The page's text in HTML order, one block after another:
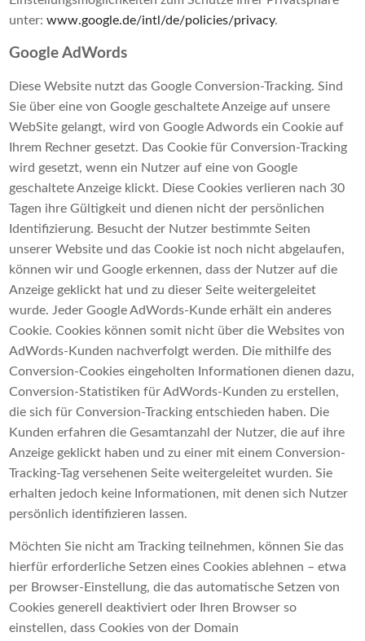
unter:www.google.de/intl/de/policies/privacy.
Google AdWords
Diese Website nutzt das Google Conversion-Tracking. Sind
Sie über eine von Google geschaltete Anzeige auf unsere
WebSite gelangt, wird von Google Adwords ein Cookie auf
Ihrem Rechner gesetzt. Das Cookie für Conversion-Tracking
wird gesetzt, wenn ein Nutzer auf eine von Google
geschaltete Anzeige klickt. Diese Cookies verlieren nach 30
Tagen ihre Gültigkeit und dienen nicht der persönlichen
Identifizierung. Besucht der Nutzer bestimmte Seiten
unserer Website und das Cookie ist noch nicht abgelaufen,
können wir und Google erkennen, dass der Nutzer auf die
Anzeige geklickt hat und zu dieser Seite weitergeleitet
wurde. Jeder Google AdWords-Kunde erhält ein anderes
Cookie. Cookies können somit nicht über die Websites von
AdWords-Kunden nachverfolgt werden. Die mithilfe des
Conversion-Cookies eingeholten Informationen dienen dazu,
Conversion-Statistiken für AdWords-Kunden zu erstellen,
die sich für Conversion-Tracking entschieden haben. Die
Kunden erfahren die Gesamtanzahl der Nutzer, die auf ihre
Anzeige geklickt haben und zu einer mit einem Conversion-
Tracking-Tag versehenen Seite weitergeleitet wurden. Sie
erhalten jedoch keine Informationen, mit denen sich Nutzer
persönlich identifizieren lassen.
Möchten Sie nicht am Tracking teilnehmen, können Sie das
hierfür erforderliche Setzen eines Cookies ablehnen – etwa
per Browser-Einstellung, die das automatische Setzen von
Cookies generell deaktiviert oder Ihren Browser so
einstellen, dass Cookies von der Domain